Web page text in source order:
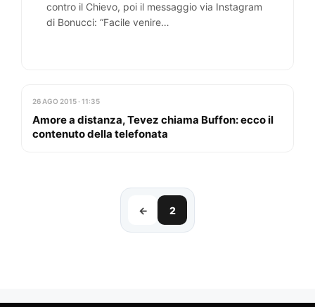
contro il Chievo, poi il messaggio via Instagram
di Bonucci: “Facile venire…
26 AGO 2015 · 11:35
Amore a distanza, Tevez chiama Buffon: ecco il
contenuto della telefonata
← 2